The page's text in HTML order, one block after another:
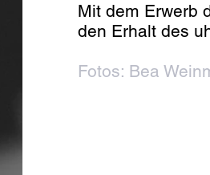
Mit dem Erwerb
den Erhalt des
Fotos: Bea